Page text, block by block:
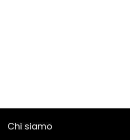
Chi siamo